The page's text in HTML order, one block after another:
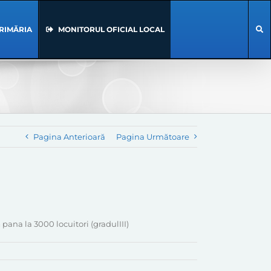
MONITORUL OFICIAL LOCAL
Pagina Anterioară Pagina Următoare
la 3000 locuitori (gradulIII)